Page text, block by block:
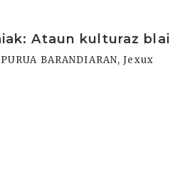
Ataun kulturaz blai
BARANDIARAN, Jexux